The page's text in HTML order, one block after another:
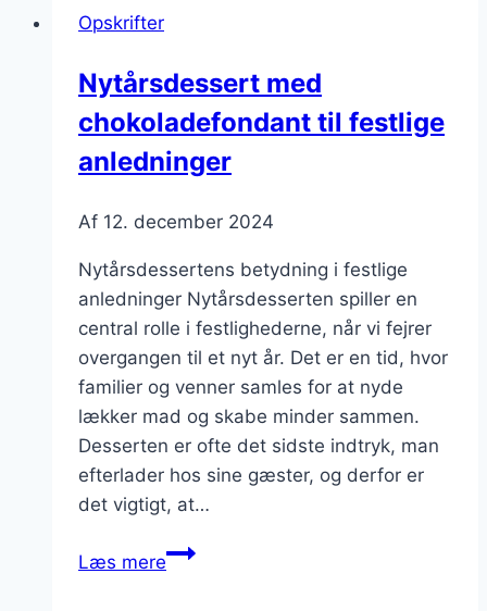
enhver
smag
Opskrifter
Nytårsdessert med
chokoladefondant til festlige
anledninger
Af 12. december 2024
Nytårsdessertens betydning i festlige
anledninger Nytårsdesserten spiller en
central rolle i festlighederne, når vi fejrer
overgangen til et nyt år. Det er en tid, hvor
familier og venner samles for at nyde
lækker mad og skabe minder sammen.
Desserten er ofte det sidste indtryk, man
efterlader hos sine gæster, og derfor er
det vigtigt, at…
Læs mereNytårsdessert